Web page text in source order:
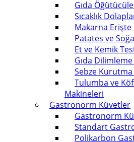
Gıda
Sıcaklık
Makarna
Patates ve
Et ve Kemik
Gıda
Sebze
Tulumba ve
Makineleri
Gastronorm Küvetler
Gastronorm
Standart
Polikarbon